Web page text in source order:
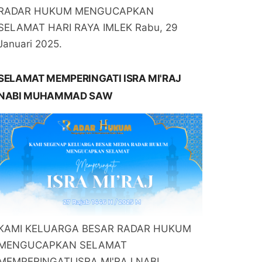
HUKUM MENGUCAPKAN
HARI RAYA IMLEK Rabu, 29
2025.
MEMPERINGATI ISRA MI'RAJ
MUHAMMAD SAW
KELUARGA BESAR RADAR HUKUM
SELAMAT